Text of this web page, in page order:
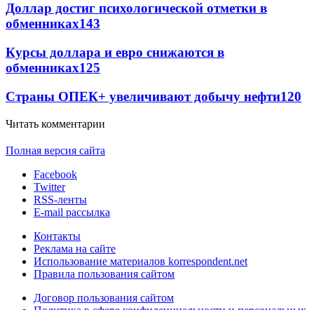
Доллар достиг психологической отметки в
обменниках143
Курсы доллара и евро снижаются в
обменниках125
Страны ОПЕК+ увеличивают добычу нефти120
Читать комментарии
Полная версия сайта
Facebook
Twitter
RSS-ленты
E-mail рассылка
Контакты
Реклама на сайте
Использование материалов korrespondent.net
Правила пользования сайтом
Договор пользования сайтом